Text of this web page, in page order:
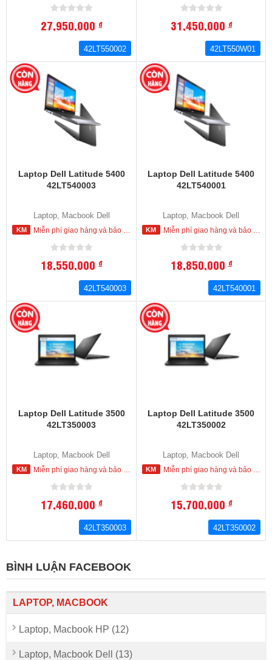
27,950,000đ
42LT550002
31,450,000đ
42LT550W01
Laptop Dell Latitude 5400
42LT540003
Laptop, Macbook Dell
Miễn phí giao hàng và bảo hành tận nơi trong nội thành HCM
18,550,000đ
42LT540003
Laptop Dell Latitude 5400
42LT540001
Laptop, Macbook Dell
Miễn phí giao hàng và bảo hành tận nơi trong nội thành HCM
18,850,000đ
42LT540001
Laptop Dell Latitude 3500
42LT350003
Laptop, Macbook Dell
Miễn phí giao hàng và bảo hành tận nơi trong nội thành HCM
17,460,000đ
42LT350003
Laptop Dell Latitude 3500
42LT350002
Laptop, Macbook Dell
Miễn phí giao hàng và bảo hành tận nơi trong nội thành HCM
15,700,000đ
42LT350002
BÌNH LUẬN FACEBOOK
LAPTOP, MACBOOK
Laptop, Macbook HP (12)
Laptop, Macbook Dell (13)